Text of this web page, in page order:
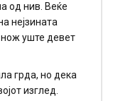
од нив. Веќе
нејзината
уште девет
грда, но дека
изглед.